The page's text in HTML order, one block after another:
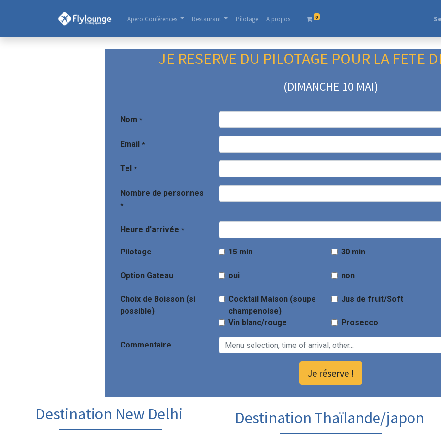
Apero Conférences Restaurant Pilotage A propos​ 0
JE RESERVE DU PILOTAGE POUR LA FETE
​(DIMANCHE 10 MAI)
Nom *
Email *
Tel *
Nombre de personnes
*
Heure d'arrivée *
Pilotage 15 min 30 min
Option Gateau oui non
Choix de Boisson (si
possible)
Cocktail Maison (soupe
champenoise)
Jus de fruit/Soft
Vin blanc/rouge Prosecco
Commentaire
Je réserve !
Destination New Delhi​ Destination Thaïlande/japon